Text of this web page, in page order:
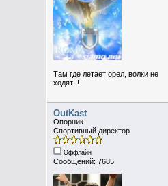
Там где летает орел, волки не
ходят!!!
OutKast
Опорник
Спортивный директор
Оффлайн
Сообщений: 7685